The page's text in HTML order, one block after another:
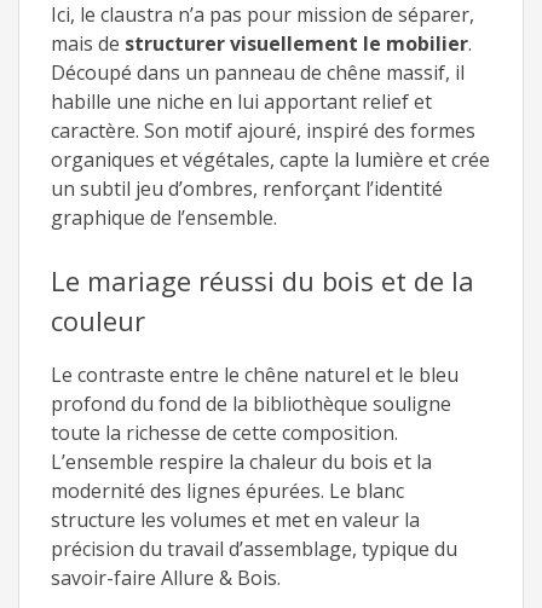
Ici, le claustra n’a pas pour mission de séparer,
mais de structurer visuellement le mobilier.
Découpé dans un panneau de chêne massif, il
habille une niche en lui apportant relief et
caractère. Son motif ajouré, inspiré des formes
organiques et végétales, capte la lumière et crée
un subtil jeu d’ombres, renforçant l’identité
graphique de l’ensemble.
Le mariage réussi du bois et de la
couleur
Le contraste entre le chêne naturel et le bleu
profond du fond de la bibliothèque souligne
toute la richesse de cette composition.
L’ensemble respire la chaleur du bois et la
modernité des lignes épurées. Le blanc
structure les volumes et met en valeur la
précision du travail d’assemblage, typique du
savoir-faire Allure & Bois.